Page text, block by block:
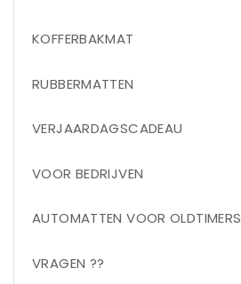
KOFFERBAKMAT
RUBBERMATTEN
VERJAARDAGSCADEAU
VOOR BEDRIJVEN
AUTOMATTEN VOOR OLDTIMERS
VRAGEN ??